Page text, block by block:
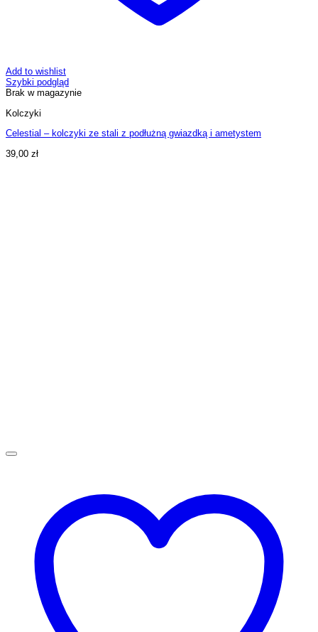
Add to wishlist
Szybki podgląd
Brak w magazynie
Kolczyki
Celestial – kolczyki ze stali z podłużną gwiazdką i ametystem
39,00 zł